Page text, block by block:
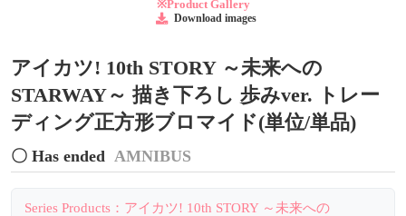
※Product Gallery
Download images
アイカツ! 10th STORY ～未来への
STARWAY～ 描き下ろし 歩みver. トレー
ディング正方形ブロマイド(単位/単品)
〇 Has ended AMNIBUS
Series Products：アイカツ! 10th STORY ～未来への